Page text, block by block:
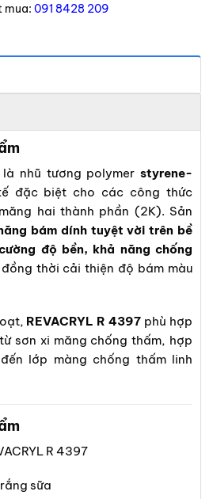
mua: 091 8428 209
là nhũ tương polymerstyrene-
đặc biệt cho các công thức
hai thành phần (2K). Sản
bám dính tuyệt vời trên bề
độ bền, khả năng chống
thời cải thiện độ bám màu
REVACRYL R 4397 phù hợp
sơn xi măng chống thấm, hợp
lớp màng chống thấm linh
R 4397
sữa